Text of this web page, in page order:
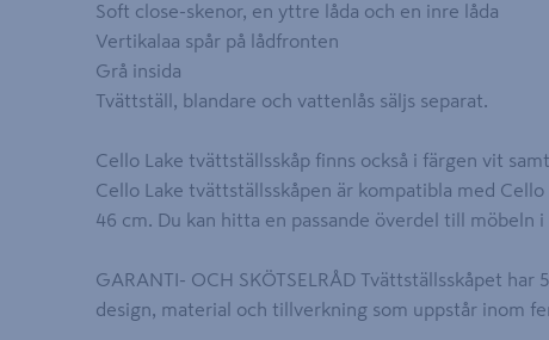
Soft close-skenor, en yttre låda och en inre låda
Vertikalaa spår på lådfronten
Grå insida
Tvättställ, blandare och vattenlås säljs separat.
Cello Lake tvättställsskåp finns också i färgen vit
Cello Lake tvättställsskåpen är kompatibla med
46 cm. Du kan hitta en passande överdel till möbeln i
GARANTI- OCH SKÖTSELRÅD Tvättställsskåpet
design, material och tillverkning som uppstår inom